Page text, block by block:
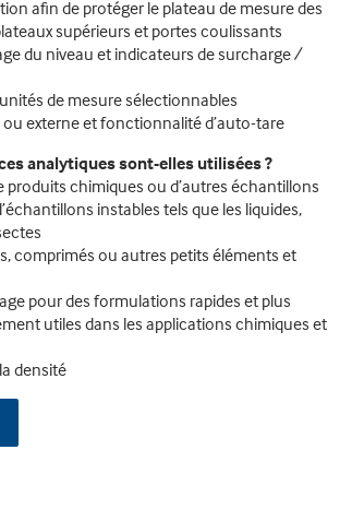
afin de protéger le plateau de mesure des
supérieurs et portes coulissants
du niveau et indicateurs de surcharge /
de mesure sélectionnables
externe et fonctionnalité d’auto-tare
analytiques sont-elles utilisées ?
produits chimiques ou d’autres échantillons
instables tels que les liquides,
comprimés ou autres petits éléments et
pour des formulations rapides et plus
utiles dans les applications chimiques et
densité